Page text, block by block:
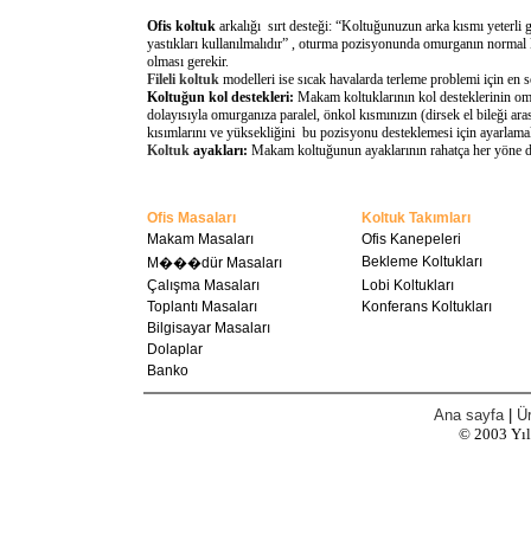
Ofis koltuk arkalığı sırt desteği: “Koltuğunuzun arka kısmı
yastıkları kullanılmalıdır” , oturma pozisyonunda omurganın
olması gerekir.
Fileli koltuk modelleri ise sıcak havalarda terleme problemi için
Koltuğun kol destekleri: Makam koltuklarının kol desteklerinin
dolayısıyla omurganıza paralel, önkol kısmınızın (dirsek el bileği
kısımlarını ve yüksekliğini bu pozisyonu desteklemesi için
Koltuk ayakları: Makam koltuğunun ayaklarının rahatça her
Ofis Masaları
Koltuk Takımları
Makam Masaları
Ofis Kanepeleri
M���dür Masaları
Bekleme Koltukları
Çalışma Masaları
Lobi Koltukları
Toplantı Masaları
Konferans Koltukları
Bilgisayar Masaları
Dolaplar
Banko
Ana sayfa
© 2003